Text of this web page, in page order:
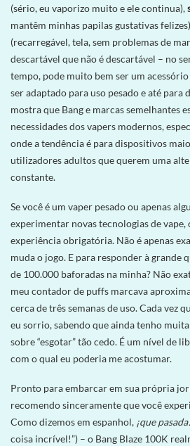
(sério, eu vaporizo ​​​​muito e ele continua),
mantêm minhas papilas gustativas
(recarregável, tela, sem problemas de
descartável que não é descartável – no
tempo, pode muito bem ser um
ser adaptado para uso pesado e até
mostra que Bang e marcas semelhantes
necessidades dos vapers modernos,
onde a tendência é para dispositivos
utilizadores adultos que querem uma
constante.
Se você é um vaper pesado ou apenas
experimentar novas tecnologias de vape,
experiência obrigatória. Não é apenas
muda o jogo. E para responder à grande
de 100.000 baforadas na minha? Não
meu contador de puffs marcava
cerca de três semanas de uso. Cada vez
eu sorrio, sabendo que ainda tenho
sobre “esgotar” tão cedo. É um nível de
com o qual eu poderia me acostumar.
Pronto para embarcar em sua própria
recomendo sinceramente que você
Como dizemos em espanhol, ¡que
coisa incrível!”) – o Bang Blaze 100K